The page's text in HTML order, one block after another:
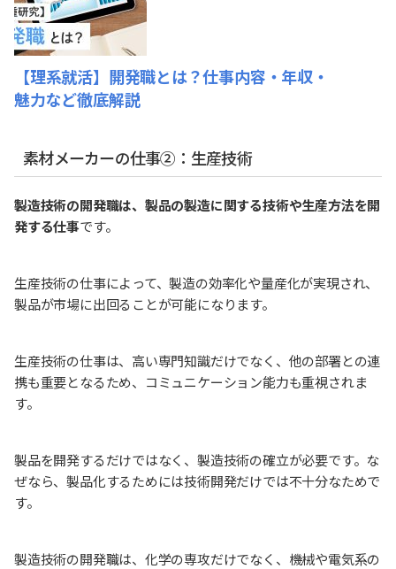
【理系就活】開発職とは？仕事内容・年収・
魅力など徹底解説
素材メーカーの仕事②：生産技術
製造技術の開発職は、製品の製造に関する技術や生産方法を開
発する仕事です。
生産技術の仕事によって、製造の効率化や量産化が実現され、
製品が市場に出回ることが可能になります。
生産技術の仕事は、高い専門知識だけでなく、他の部署との連
携も重要となるため、コミュニケーション能力も重視されま
す。
製品を開発するだけではなく、製造技術の確立が必要です。な
ぜなら、製品化するためには技術開発だけでは不十分なためで
す。
製造技術の開発職は、化学の専攻だけでなく、機械や電気系の